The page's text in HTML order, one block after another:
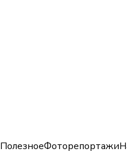
ПолезноеФоторепортажи